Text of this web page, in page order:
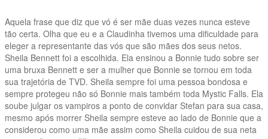
Aquela frase que diz que vó é ser mãe duas vezes nunca esteve
tão certa. Olha que eu e a Claudinha tivemos uma dificuldade para
eleger a representante das vós que são mães dos seus netos.
Sheila Bennett foi a escolhida. Ela ensinou a Bonnie tudo sobre ser
uma bruxa Bennett e ser a mulher que Bonnie se tornou em toda
sua trajetória de TVD. Sheila sempre foi uma pessoa bondosa e
sempre protegeu não só Bonnie mais também toda Mystic Falls. Ela
soube julgar os vampiros a ponto de convidar Stefan para sua casa,
mesmo após morrer Sheila sempre esteve ao lado de Bonnie que a
considerou como uma mãe assim como Sheila cuidou de sua neta